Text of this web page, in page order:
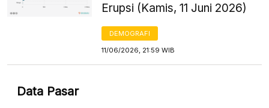
Erupsi (Kamis, 11 Juni 2026)
DEMOGRAFI
11/06/2026, 21:59 WIB
Data Pasar